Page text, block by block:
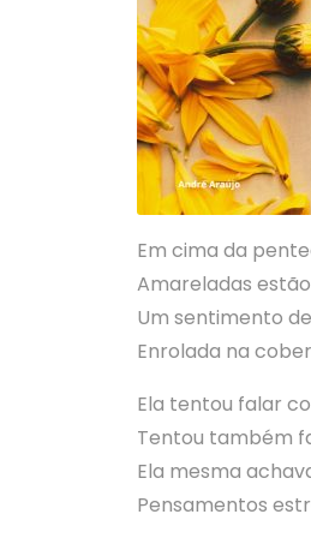
Em cima da
Amareladas
Um sentimento
Enrolada na
Ela tentou falar
Tentou também
Ela mesma
Pensamentos